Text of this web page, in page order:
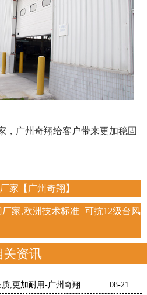
广州奇翔给客户带来更加稳固
家【广州奇翔】
家,欧洲技术标准+可抗12级台风
关资讯
,更加耐用-广州奇翔 08-21